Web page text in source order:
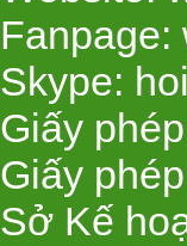
Fanpage:
Skype:
Giấy
Giấy
Sở Kế